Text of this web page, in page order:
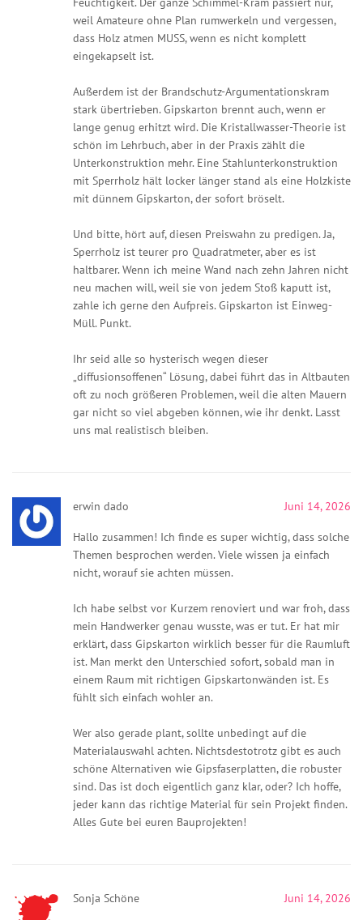
weil Amateure ohne Plan rumwerkeln und vergessen,
dass Holz atmen MUSS, wenn es nicht komplett
eingekapselt ist.
Außerdem ist der Brandschutz-Argumentationskram
stark übertrieben. Gipskarton brennt auch, wenn er
lange genug erhitzt wird. Die Kristallwasser-Theorie ist
schön im Lehrbuch, aber in der Praxis zählt die
Unterkonstruktion mehr. Eine Stahlunterkonstruktion
mit Sperrholz hält locker länger stand als eine Holzkiste
mit dünnem Gipskarton, der sofort bröselt.
Und bitte, hört auf, diesen Preiswahn zu predigen. Ja,
Sperrholz ist teurer pro Quadratmeter, aber es ist
haltbarer. Wenn ich meine Wand nach zehn Jahren nicht
neu machen will, weil sie von jedem Stoß kaputt ist,
zahle ich gerne den Aufpreis. Gipskarton ist Einweg-
Müll. Punkt.
Ihr seid alle so hysterisch wegen dieser
„diffusionsoffenen“ Lösung, dabei führt das in Altbauten
oft zu noch größeren Problemen, weil die alten Mauern
gar nicht so viel abgeben können, wie ihr denkt. Lasst
uns mal realistisch bleiben.
erwin dado Juni 14, 2026
Hallo zusammen! Ich finde es super wichtig, dass solche
Themen besprochen werden. Viele wissen ja einfach
nicht, worauf sie achten müssen.
Ich habe selbst vor Kurzem renoviert und war froh, dass
mein Handwerker genau wusste, was er tut. Er hat mir
erklärt, dass Gipskarton wirklich besser für die Raumluft
ist. Man merkt den Unterschied sofort, sobald man in
einem Raum mit richtigen Gipskartonwänden ist. Es
fühlt sich einfach wohler an.
Wer also gerade plant, sollte unbedingt auf die
Materialauswahl achten. Nichtsdestotrotz gibt es auch
schöne Alternativen wie Gipsfaserplatten, die robuster
sind. Das ist doch eigentlich ganz klar, oder? Ich hoffe,
jeder kann das richtige Material für sein Projekt finden.
Alles Gute bei euren Bauprojekten!
Sonja Schöne Juni 14, 2026